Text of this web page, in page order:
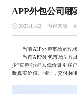
APP外包公司哪
2025-11-22 内容来源
当前APP外包市场的现状
当前APP外包市场呈现出
少"皮包公司"以低价吸引客
断真实价值。同时，交付标